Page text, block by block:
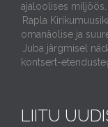
ajaloolises miljöös.
Rapla
omanäolise ja
Juba järgmisel
kontsert-
LIITU